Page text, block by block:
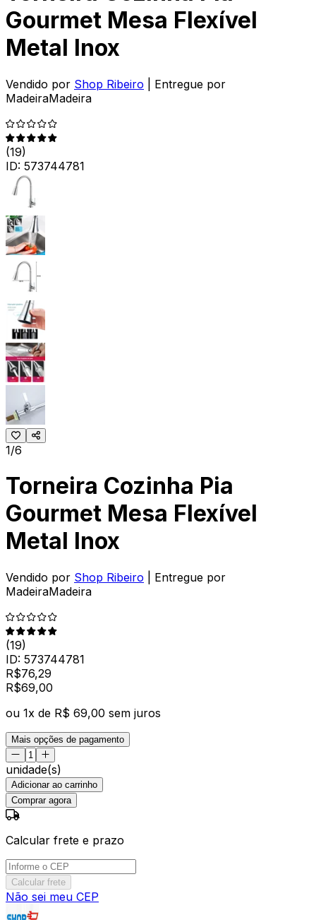
Gourmet Mesa Flexível
Metal Inox
Vendido por Shop Ribeiro
| Entregue por
MadeiraMadeira
(19)
ID: 573744781
1/6
Torneira Cozinha Pia
Gourmet Mesa Flexível
Metal Inox
Vendido por Shop Ribeiro
| Entregue por
MadeiraMadeira
(19)
ID: 573744781
R$76,29
R$69,00
ou 1x de R$ 69,00 sem juros
Mais opções de pagamento
unidade(s)
Adicionar ao carrinho
Comprar agora
Calcular frete e prazo
Calcular frete
Não sei meu CEP